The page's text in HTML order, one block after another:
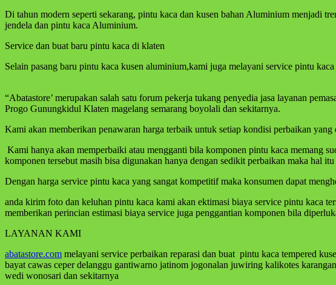
Di tahun modern seperti sekarang, pintu kaca dan kusen bahan Aluminium menjadi
jendela dan pintu kaca Aluminium.
Service dan buat baru pintu kaca di klaten
Selain pasang baru pintu kaca kusen aluminium,kami juga melayani service pintu
“Abatastore’ merupakan salah satu forum pekerja tukang penyedia jasa layanan
Progo Gunungkidul Klaten magelang semarang boyolali dan sekitarnya.
Kami akan memberikan penawaran harga terbaik untuk setiap kondisi perbaikan
Kami hanya akan memperbaiki atau mengganti bila komponen pintu kaca memang
komponen tersebut masih bisa digunakan hanya dengan sedikit perbaikan maka hal
Dengan harga service pintu kaca yang sangat kompetitif maka konsumen dapat
anda kirim foto dan keluhan pintu kaca kami akan ektimasi biaya service pintu kaca
memberikan perincian estimasi biaya service juga penggantian komponen bila
LAYANAN KAMI
abatastore.com melayani service perbaikan reparasi dan buat pintu kaca tempered
bayat cawas ceper delanggu gantiwarno jatinom jogonalan juwiring kalikotes
wedi wonosari dan sekitarnya